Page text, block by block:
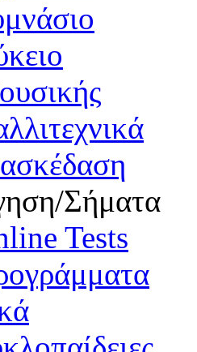
Σήματα
Tests